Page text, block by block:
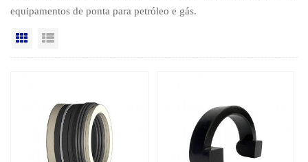
equipamentos de ponta para petróleo e gás.
Vista da grade